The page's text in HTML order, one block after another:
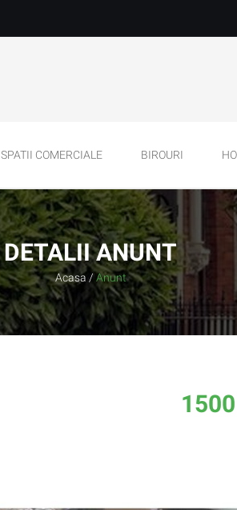
SPATII COMERCIALE BIROURI
DETALII ANUNT
Acasa / Anunt
1500